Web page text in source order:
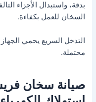
بدقة، واستبدال الأجزاء
السخان للعمل بكفاءة.
التدخل السريع يحمي
محتملة.
صيانة سخان